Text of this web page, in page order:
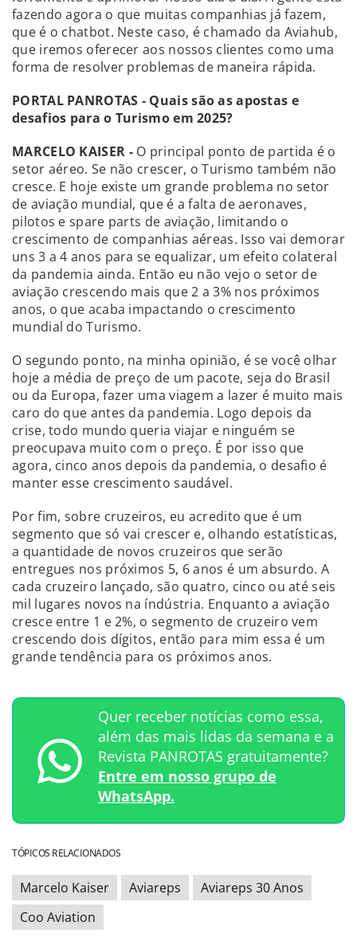
fazendo agora o que muitas companhias já fazem,
que é o chatbot. Neste caso, é chamado da Aviahub,
que iremos oferecer aos nossos clientes como uma
forma de resolver problemas de maneira rápida.
PORTAL PANROTAS - Quais são as apostas e
desafios para o Turismo em 2025?
MARCELO KAISER - O principal ponto de partida é o
setor aéreo. Se não crescer, o Turismo também não
cresce. E hoje existe um grande problema no setor
de aviação mundial, que é a falta de aeronaves,
pilotos e spare parts de aviação, limitando o
crescimento de companhias aéreas. Isso vai demorar
uns 3 a 4 anos para se equalizar, um efeito colateral
da pandemia ainda. Então eu não vejo o setor de
aviação crescendo mais que 2 a 3% nos próximos
anos, o que acaba impactando o crescimento
mundial do Turismo.
O segundo ponto, na minha opinião, é se você olhar
hoje a média de preço de um pacote, seja do Brasil
ou da Europa, fazer uma viagem a lazer é muito mais
caro do que antes da pandemia. Logo depois da
crise, todo mundo queria viajar e ninguém se
preocupava muito com o preço. É por isso que
agora, cinco anos depois da pandemia, o desafio é
manter esse crescimento saudável.
Por fim, sobre cruzeiros, eu acredito que é um
segmento que só vai crescer e, olhando estatísticas,
a quantidade de novos cruzeiros que serão
entregues nos próximos 5, 6 anos é um absurdo. A
cada cruzeiro lançado, são quatro, cinco ou até seis
mil lugares novos na índústria. Enquanto a aviação
cresce entre 1 e 2%, o segmento de cruzeiro vem
crescendo dois dígitos, então para mim essa é um
grande tendência para os próximos anos.
Quer receber notícias como essa,
além das mais lidas da semana e a
Revista PANROTAS gratuitamente?
Entre em nosso grupo de
WhatsApp.
TÓPICOS RELACIONADOS
Marcelo Kaiser Aviareps
Aviareps 30 Anos
Coo Aviation